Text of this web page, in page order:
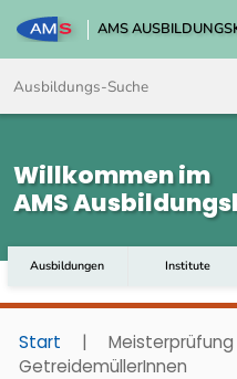
AMS
Willkommen im
AMS
Ausbildungen Institute
Start |
GetreidemüllerInnen